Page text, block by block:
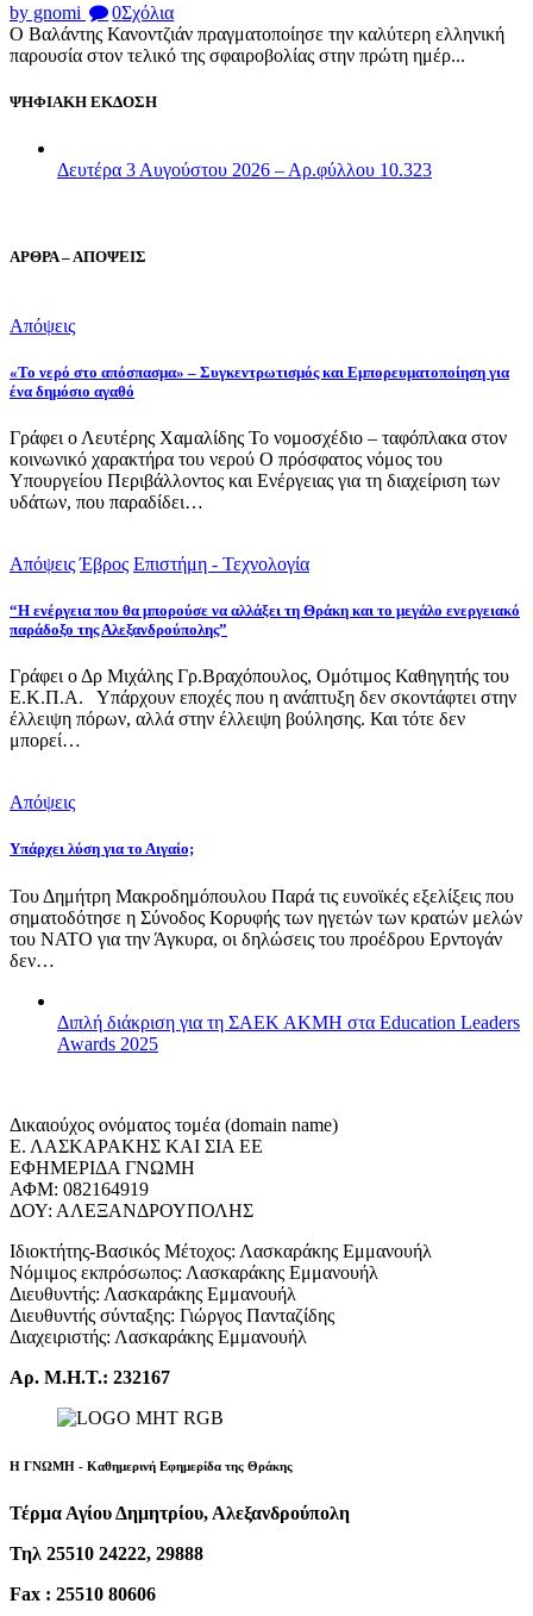
by gnomi 0Σχόλια
Ο Βαλάντης Κανοντζιάν πραγματοποίησε την καλύτερη ελληνική
παρουσία στον τελικό της σφαιροβολίας στην πρώτη ημέρ...
ΨΗΦΙΑΚΗ ΕΚΔΟΣΗ
Δευτέρα 3 Αυγούστου 2026 – Αρ.φύλλου 10.323
ΑΡΘΡΑ – ΑΠΟΨΕΙΣ
Απόψεις
«Το νερό στο απόσπασμα» – Συγκεντρωτισμός και Εμπορευματοποίηση για
ένα δημόσιο αγαθό
Γράφει ο Λευτέρης Χαμαλίδης Το νομοσχέδιο – ταφόπλακα στον
κοινωνικό χαρακτήρα του νερού Ο πρόσφατος νόμος του
Υπουργείου Περιβάλλοντος και Ενέργειας για τη διαχείριση των
υδάτων, που παραδίδει…
Απόψεις Έβρος Επιστήμη - Τεχνολογία
“Η ενέργεια που θα μπορούσε να αλλάξει τη Θράκη και το μεγάλο ενεργειακό
παράδοξο της Αλεξανδρούπολης”
Γράφει ο Δρ Μιχάλης Γρ.Βραχόπουλος, Ομότιμος Καθηγητής του
Ε.Κ.Π.Α. Υπάρχουν εποχές που η ανάπτυξη δεν σκοντάφτει στην
έλλειψη πόρων, αλλά στην έλλειψη βούλησης. Και τότε δεν
μπορεί…
Απόψεις
Υπάρχει λύση για το Αιγαίο;
Του Δημήτρη Μακροδημόπουλου Παρά τις ευνοϊκές εξελίξεις που
σηματοδότησε η Σύνοδος Κορυφής των ηγετών των κρατών μελών
του ΝΑΤΟ για την Άγκυρα, οι δηλώσεις του προέδρου Ερντογάν
δεν…
Διπλή διάκριση για τη ΣΑΕΚ ΑΚΜΗ στα Education Leaders
Awards 2025
Δικαιούχος ονόματος τομέα (domain name)
Ε. ΛΑΣΚΑΡΑΚΗΣ ΚΑΙ ΣΙΑ ΕΕ
ΕΦΗΜΕΡΙΔΑ ΓΝΩΜΗ
ΑΦΜ: 082164919
ΔΟΥ: ΑΛΕΞΑΝΔΡΟΥΠΟΛΗΣ
Ιδιοκτήτης-Βασικός Μέτοχος: Λασκαράκης Εμμανουήλ
Νόμιμος εκπρόσωπος: Λασκαράκης Εμμανουήλ
Διευθυντής: Λασκαράκης Εμμανουήλ
Διευθυντής σύνταξης: Γιώργος Πανταζίδης
Διαχειριστής: Λασκαράκης Εμμανουήλ
Αρ. Μ.Η.Τ.: 232167
Η ΓΝΩΜΗ - Καθημερινή Εφημερίδα της Θράκης
Τέρμα Αγίου Δημητρίου, Αλεξανδρούπολη
Τηλ 25510 24222, 29888
Fax : 25510 80606